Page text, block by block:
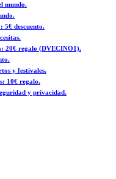
mundo.
5€ descuento.
20€ regalo (DVECINO1).
y festivales.
10€ regalo.
y privacidad.